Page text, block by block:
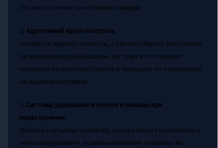
это часто полностью отменяет аварии.
2. Адаптивный круиз-контроль
Не просто держит скорость, а сам регулирует дистанцию
до впереди идущей машины. На трассе это снимает
огромное количество стресса и защищает от «залипания»
на одном расстоянии.
3. Системы удержания в полосе и помощи при
перестроении
Машина считывает разметку, контролирует положение и
мягко подруливает, если вы начинаете «плавать» по